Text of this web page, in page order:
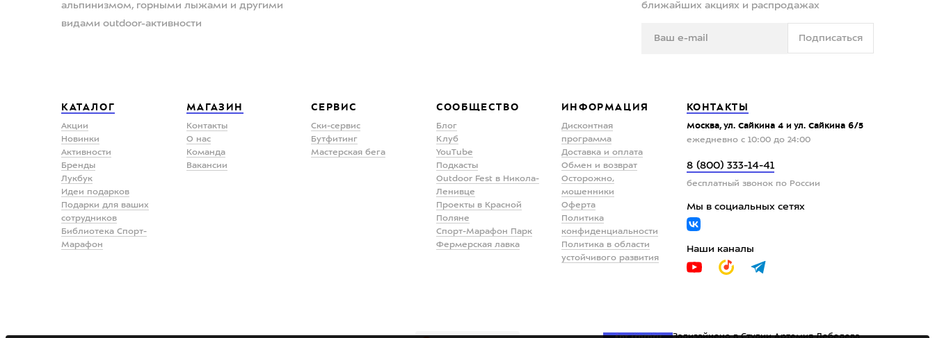
альпинизмом, горными лыжами и другими
видами outdoor-активности
ближайших акциях и распродажах
Подписаться
КАТАЛОГ
Акции
Новинки
Активности
Бренды
Лукбук
Идеи подарков
Подарки для ваших
сотрудников
Библиотека Спорт-
Марафон
МАГАЗИН
Контакты
О нас
Команда
Вакансии
СЕРВИС
Ски-сервис
Бутфитинг
Мастерская бега
СООБЩЕСТВО
Блог
Клуб
YouTube
Подкасты
Outdoor Fest в Никола-
Ленивце
Проекты в Красной
Поляне
Спорт-Марафон Парк
Фермерская лавка
ИНФОРМАЦИЯ
Дисконтная
программа
Доставка и оплата
Обмен и возврат
Осторожно,
мошенники
Оферта
Политика
конфиденциальности
Политика в области
устойчивого развития
КОНТАКТЫ
Москва, ул. Сайкина 4 и ул. Сайкина 6/5
ежедневно с 10:00 до 24:00
8 (800) 333-14-41
бесплатный звонок по России
Мы в социальных сетях
Наши каналы